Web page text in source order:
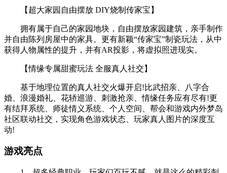
【超大家园自由摆放 DIY烧制传家宝】
拥有属于自己的家园地块，自由摆放家园建筑，亲手制作
并自由陈列房屋中的家具。更有新颖“传家宝”制瓷玩法，从中
获得人物属性的提升，并有AR投影，将虚拟照进现实。
【情缘专属甜蜜玩法 全服真人社交】
基于地理位置的真人社交火爆开启!比武招亲、八字合
婚、浪漫婚礼、花轿巡游、刺激抢亲、情缘任务应有尽有!更
有结拜系统、师徒情义系统、个人空间、帮会和游戏内外梦岛
社区联动社交，实现角色游戏状态、玩家真人图片的深度互
动!
游戏亮点